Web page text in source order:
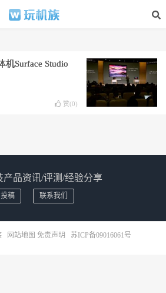
机Surface Studio
赞(0)
产品资讯/评测/经验分享
投稿 联系我们
网站地图 免责声明 苏ICP备09016061号